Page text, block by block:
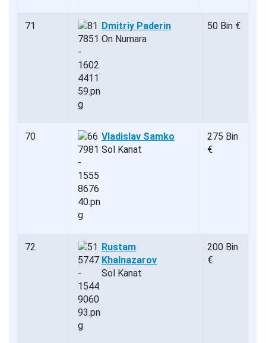
71
Dmitriy Paderin
On Numara
50 Bin €
70
Vladislav Samko
Sol Kanat
275 Bin
€
72
Rustam
Khalnazarov
Sol Kanat
200 Bin
€